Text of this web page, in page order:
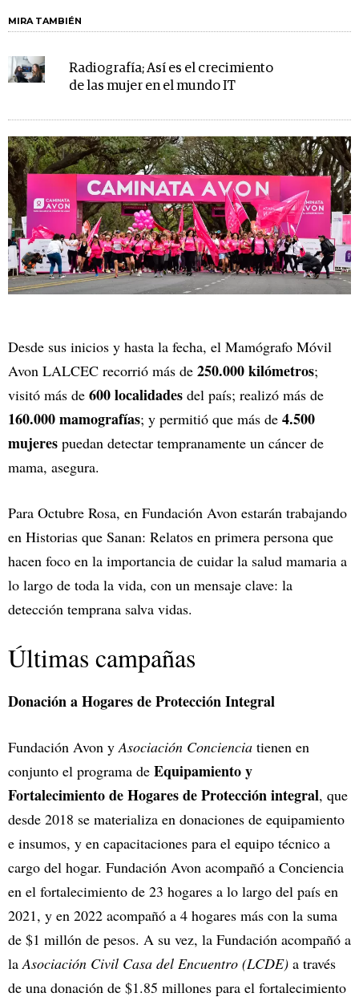
MIRA TAMBIÉN
Radiografía; Así es el crecimiento
de las mujer en el mundo IT
Desde sus inicios y hasta la fecha, el Mamógrafo Móvil
Avon LALCEC recorrió más de 250.000 kilómetros;
visitó más de 600 localidades del país; realizó más de
160.000 mamografías; y permitió que más de 4.500
mujeres puedan detectar tempranamente un cáncer de
mama, asegura.
Para Octubre Rosa, en Fundación Avon estarán trabajando
en Historias que Sanan: Relatos en primera persona que
hacen foco en la importancia de cuidar la salud mamaria a
lo largo de toda la vida, con un mensaje clave: la
detección temprana salva vidas.
Últimas campañas
Donación a Hogares de Protección Integral
Fundación Avon y Asociación Conciencia tienen en
conjunto el programa de Equipamiento y
Fortalecimiento de Hogares de Protección integral, que
desde 2018 se materializa en donaciones de equipamiento
e insumos, y en capacitaciones para el equipo técnico a
cargo del hogar. Fundación Avon acompañó a Conciencia
en el fortalecimiento de 23 hogares a lo largo del país en
2021, y en 2022 acompañó a 4 hogares más con la suma
de $1 millón de pesos. A su vez, la Fundación acompañó a
la Asociación Civil Casa del Encuentro (LCDE) a través
de una donación de $1.85 millones para el fortalecimiento